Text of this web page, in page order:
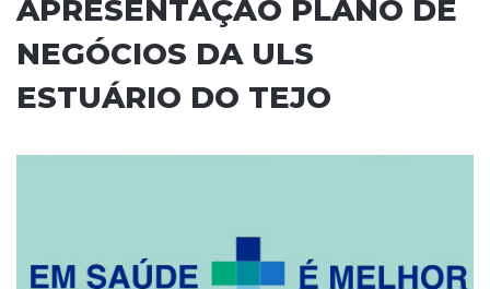
APRESENTAÇÃO PLANO DE
NEGÓCIOS DA ULS
ESTUÁRIO DO TEJO